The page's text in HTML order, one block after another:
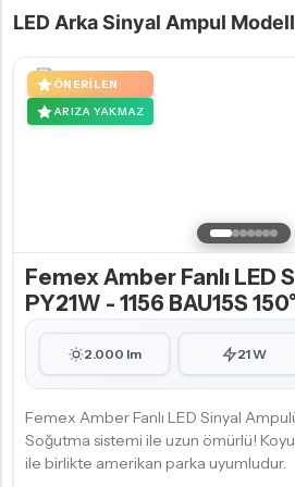
LED Arka Sinyal Ampul
ÖNERILEN
ARIZA YAKMAZ
Femex Amber Fanlı LED
PY21W - 1156 BAU15S
2.000 lm 21 W
Femex Amber Fanlı LED Sinyal
Soğutma sistemi ile uzun ömürlü!
ile birlikte amerikan parka uyumludur.